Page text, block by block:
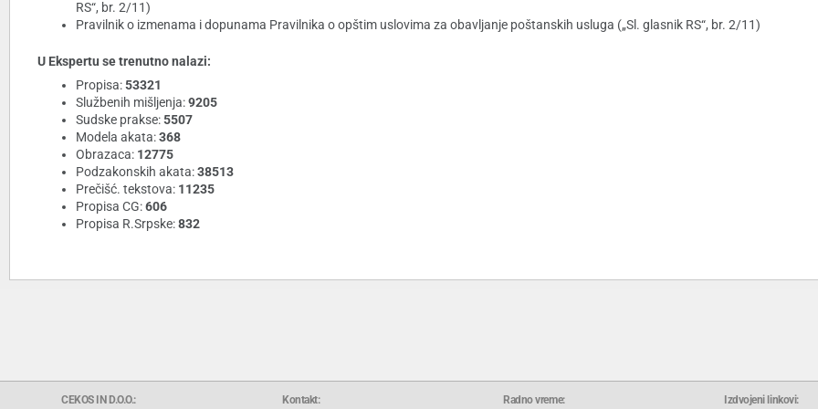
RS“, br. 2/11)
Pravilnik o izmenama i dopunama Pravilnika o opštim uslovima za obavljanje poštanskih usluga („Sl. glasnik RS“, br. 2/11)
U Ekspertu se trenutno nalazi:
Propisa:53321
Službenih mišljenja:9205
Sudske prakse:5507
Modela akata:368
Obrazaca: 12775
Podzakonskih akata:38513
Prečišć. tekstova: 11235
Propisa CG:606
Propisa R.Srpske:832
CEKOS IN D.O.O.: Kontakt: Radno vreme: Izdvojeni linkovi: